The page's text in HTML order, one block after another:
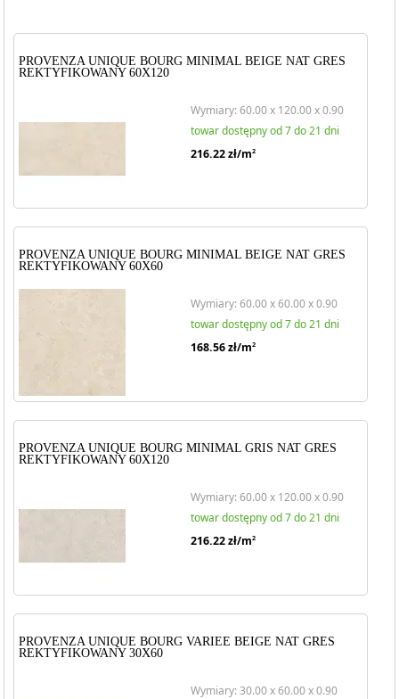
PROVENZA UNIQUE BOURG MINIMAL BEIGE NAT GRES
REKTYFIKOWANY 60X120
Wymiary: 60.00 x 120.00 x 0.90
towar dostępny od 7 do 21 dni
216.22zł/m2
PROVENZA UNIQUE BOURG MINIMAL BEIGE NAT GRES
REKTYFIKOWANY 60X60
Wymiary: 60.00 x 60.00 x 0.90
towar dostępny od 7 do 21 dni
168.56zł/m2
PROVENZA UNIQUE BOURG MINIMAL GRIS NAT GRES
REKTYFIKOWANY 60X120
Wymiary: 60.00 x 120.00 x 0.90
towar dostępny od 7 do 21 dni
216.22zł/m2
PROVENZA UNIQUE BOURG VARIEE BEIGE NAT GRES
REKTYFIKOWANY 30X60
Wymiary: 30.00 x 60.00 x 0.90